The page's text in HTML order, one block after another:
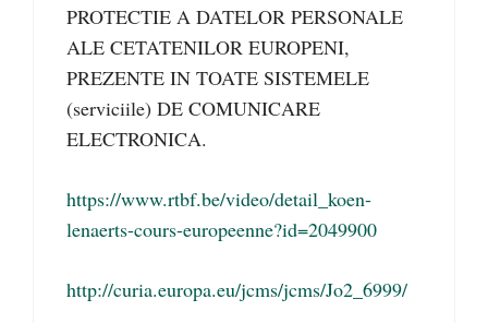
PROTECTIE A DATELOR PERSONALE
ALE CETATENILOR EUROPENI,
PREZENTE IN TOATE SISTEMELE
(serviciile) DE COMUNICARE
ELECTRONICA.
https://www.rtbf.be/video/detail_koen-
lenaerts-cours-europeenne?id=2049900
http://curia.europa.eu/jcms/jcms/Jo2_6999/